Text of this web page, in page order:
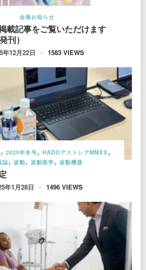
会員お知らせ
載記事をご覧いただけます
刊）
年12月22日 1583 VIEWS
2025年冬号
HADOアストレアMMXX
誌
波動 波動医学 波動機器
年1月28日 1496 VIEWS